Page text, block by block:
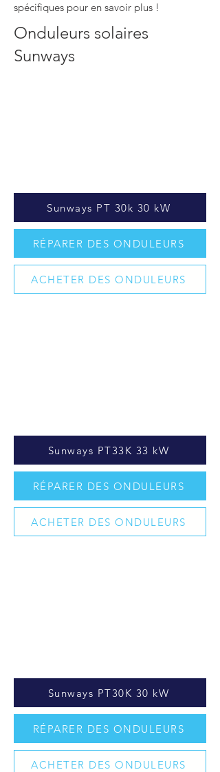
spécifiques pour en savoir plus !
Onduleurs solaires
Sunways
Sunways PT 30k 30 kW
RÉPARER DES ONDULEURS
ACHETER DES ONDULEURS
Sunways PT33K 33 kW
RÉPARER DES ONDULEURS
ACHETER DES ONDULEURS
Sunways PT30K 30 kW
RÉPARER DES ONDULEURS
ACHETER DES ONDULEURS